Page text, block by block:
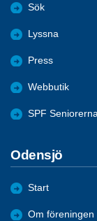
Sök
Lyssna
Press
Webbutik
SPF
Odensjö
Start
Om föreningen